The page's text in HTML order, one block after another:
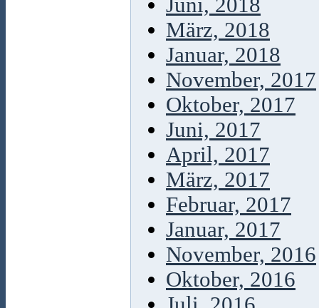
Juni, 2018
März, 2018
Januar, 2018
November, 2017
Oktober, 2017
Juni, 2017
April, 2017
März, 2017
Februar, 2017
Januar, 2017
November, 2016
Oktober, 2016